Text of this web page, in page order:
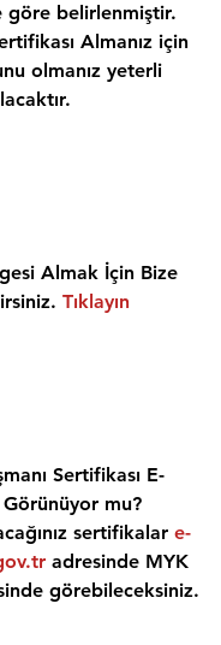
göre belirlenmiştir.
Almanız için
olmanız yeterli
Almak İçin Bize
Tıklayın
Sertifikası E-
mu?
sertifikalar e-
adresinde MYK
görebileceksiniz.